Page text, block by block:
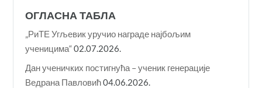
ОГЛАСНА ТАБЛА
„РиТЕ Угљевик уручио награде најбољим
ученицима“02.07.2026.
Дан ученичких постигнућа – ученик генерације
Ведрана Павловић04.06.2026.